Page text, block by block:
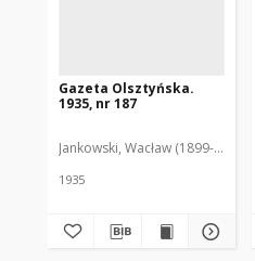
Gazeta Olsztyńska.
1935, nr 187
Jankowski, Wacław (1899-1975).
1935